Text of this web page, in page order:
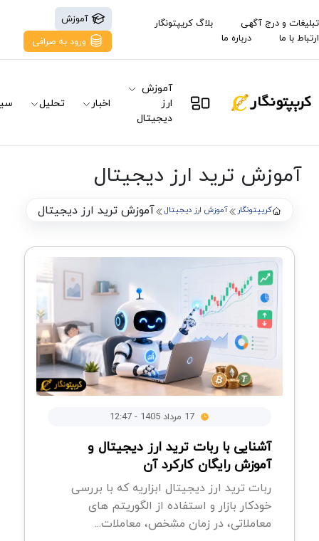
تبلیغات و درج آگهی
بلاگ کریپتونگار
ارتباط با ما
درباره ما
آموزش
ورود به صرافی
آموزش
ارز
دیجیتال
اخبار تحلیل
آموزش ترید ارز دیجیتال
کریپتونگار آموزش ارز دیجیتال آموزش ترید ارز دیجیتال
آشنایی با ربات ترید ارز دیجیتال و
آموزش رایگان کارکرد آن
ربات ترید ارز دیجیتال ابزاریه که با بررسی
خودکار بازار و استفاده از الگوریتم های
معاملاتی، در زمان مشخص، معاملات...